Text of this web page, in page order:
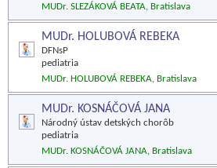
MUDr. SLEZÁKOVÁ BEATA, Bratislava
MUDr. HOLUBOVÁ REBEKA
DFNsP
pediatria
MUDr. HOLUBOVÁ REBEKA, Bratislava
MUDr. KOSNÁČOVÁ JANA
Národný ústav detských chorôb
pediatria
MUDr. KOSNÁČOVÁ JANA, Bratislava